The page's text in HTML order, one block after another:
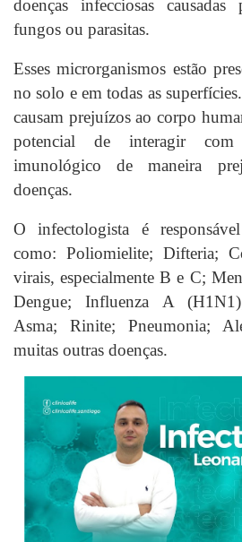
doenças infecciosas
fungos ou parasitas.
Esses microrganismos estão
no solo e em todas as
causam prejuízos ao corpo
potencial de interagir
imunológico de maneira
doenças.
O infectologista é
como: Poliomielite; Difteria;
virais, especialmente B e C;
Dengue; Influenza A
Asma; Rinite; Pneumonia;
muitas outras doenças.